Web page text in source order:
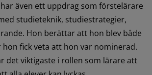
även ett uppdrag som förstelärare
studieteknik, studiestrategier,
Hon berättar att hon blev både
fick veta att hon var nominerad.
det viktigaste i rollen som lärare att